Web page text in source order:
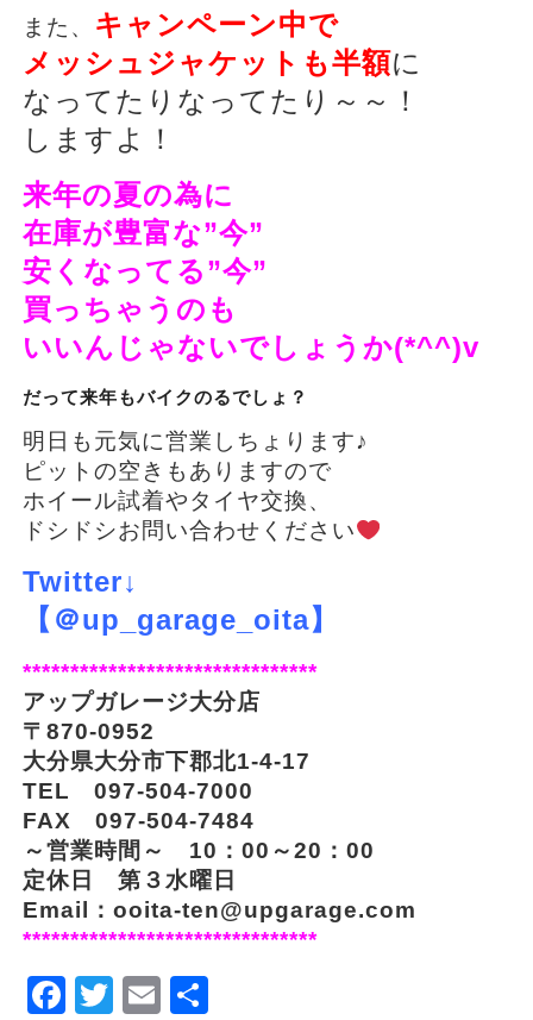
また、 キャンペーン中で
メッシュジャケットも半額に
なってたりなってたり～～！
しますよ！
来年の夏の為に
在庫が豊富な”今”
安くなってる”今”
買っちゃうのも
いいんじゃないでしょうか(*^^)v
だって来年もバイクのるでしょ？
明日も元気に営業しちょります♪
ピットの空きもありますので
ホイール試着やタイヤ交換、
ドシドシお問い合わせください
Twitter↓
【＠up_garage_oita】
*******************************
アップガレージ大分店
〒870-0952
大分県大分市下郡北1-4-17
TEL 097-504-7000
FAX 097-504-7484
～営業時間～ 10：00～20：00
定休日 第３水曜日
Email：ooita-ten@upgarage.com
*******************************
Facebook
Twitter
EmailShare